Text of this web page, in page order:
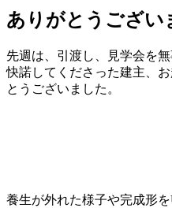
ありがとうござい
先週は、引渡し、見学会を
快諾してくださった建主、
とうございました。
養生が外れた様子や完成形